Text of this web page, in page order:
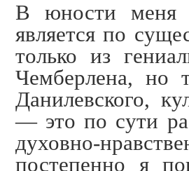
В юности меня
является по
только из
Чемберлена,
Данилевского,
— это по сути
духовно-
постепенно я